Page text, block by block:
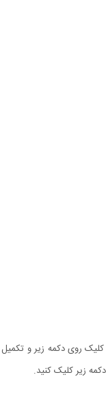
روی دکمه زیر و تکمیل
زیر کلیک کنید.